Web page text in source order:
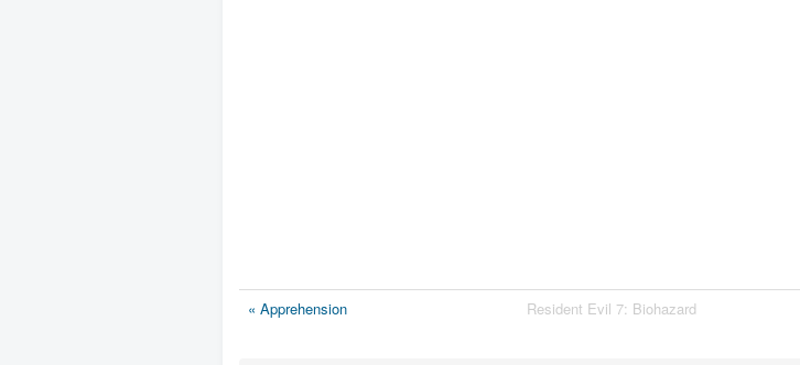
« Apprehension Resident Evil 7: Biohazard